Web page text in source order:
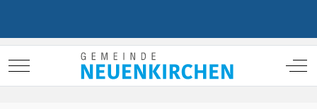
Mobile Menu Toggle Off-